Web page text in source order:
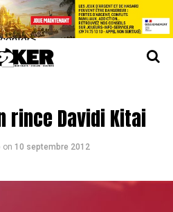
center>
rince Davidi Kitai
on 10 septembre 2012